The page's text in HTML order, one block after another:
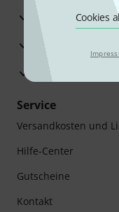
Cookies
Beratung durch
Europas größtes
Service
Versandkosten und
Hilfe-Center
Gutscheine
Kontakt